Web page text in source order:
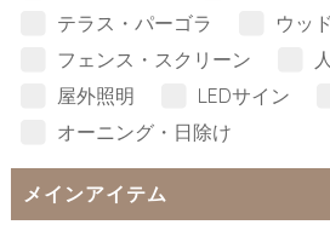
テラス・パーゴラ
ウッ
フェンス・スクリーン
屋外照明
LEDサイン
オーニング・日除け
メインアイテム